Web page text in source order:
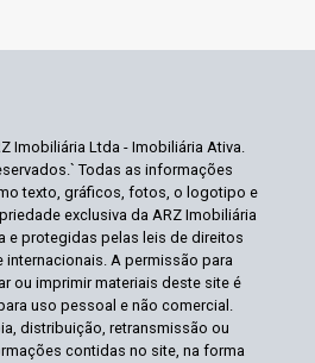
Imobiliária Ltda - Imobiliária Ativa.
Todas as informações
texto, gráficos, fotos, o logotipo e
exclusiva da ARZ Imobiliária
e protegidas pelas leis de direitos
internacionais. A permissão para
ou imprimir materiais deste site é
uso pessoal e não comercial.
distribuição, retransmissão ou
contidas no site, na forma